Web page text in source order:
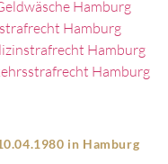
in Hamburg
Hamburg
Hamburg
Hamburg
Hamburg